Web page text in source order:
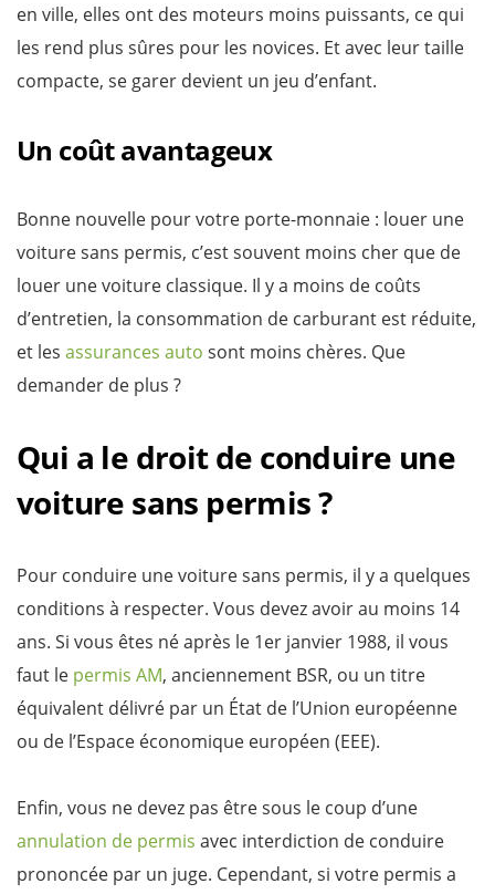
en ville, elles ont des moteurs moins puissants, ce qui
les rend plus sûres pour les novices. Et avec leur taille
compacte, se garer devient un jeu d’enfant.
Un coût avantageux
Bonne nouvelle pour votre porte-monnaie : louer une
voiture sans permis, c’est souvent moins cher que de
louer une voiture classique. Il y a moins de coûts
d’entretien, la consommation de carburant est réduite,
et les assurances auto sont moins chères. Que
demander de plus ?
Qui a le droit de conduire une
voiture sans permis ?
Pour conduire une voiture sans permis, il y a quelques
conditions à respecter. Vous devez avoir au moins 14
ans. Si vous êtes né après le 1er janvier 1988, il vous
faut le permis AM, anciennement BSR, ou un titre
équivalent délivré par un État de l’Union européenne
ou de l’Espace économique européen (EEE).
Enfin, vous ne devez pas être sous le coup d’une
annulation de permis avec interdiction de conduire
prononcée par un juge. Cependant, si votre permis a